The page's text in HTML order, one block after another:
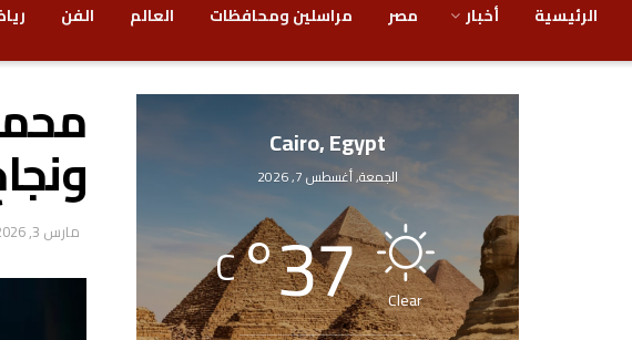
الرئيسية أخبار مصر ‏مراسلين ومحافظات ‏العالم الفن
مارس 3, 2026
Cairo, Egypt
الجمعة, أغسطس 7, 2026
Clear
37
°
C